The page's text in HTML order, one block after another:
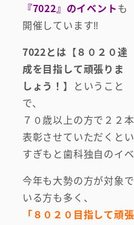
『7022』のイベントも
開催しています‼
7022とは 【８０２０達
成を目指して頑張りま
しょう！ 】ということ
で、
７０歳以上の方で２２
表彰させていただくとい
すぎもと歯科独自のイ
今年も大勢の方が対象
いる方も多く、
「８０２０目指して頑